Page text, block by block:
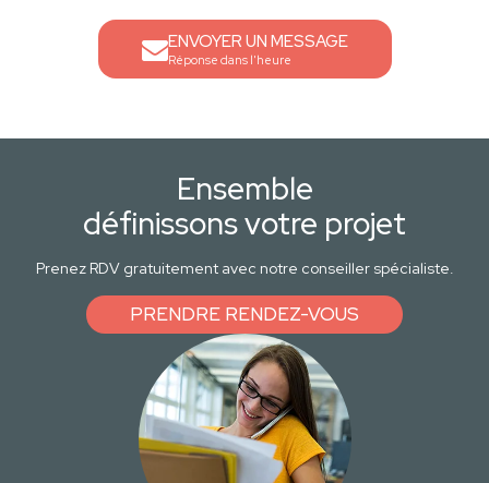
ENVOYER UN MESSAGE
Réponse dans l'heure
Ensemble
définissons votre projet
Prenez RDV gratuitement avec notre conseiller spécialiste.
PRENDRE RENDEZ-VOUS